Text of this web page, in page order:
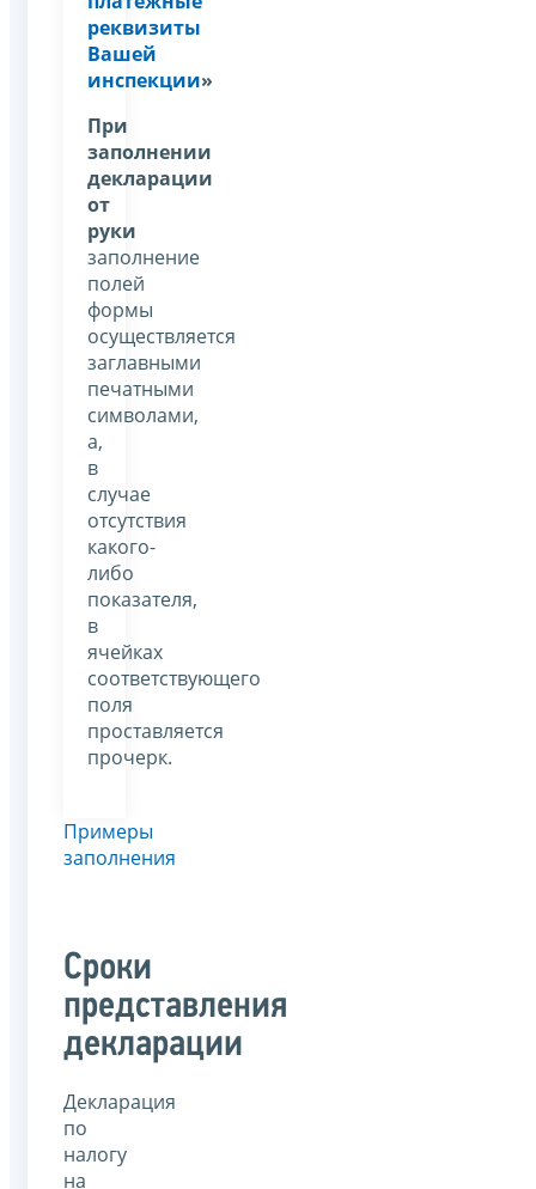
реквизиты
Вашей
инспекции»
При
заполнении
декларации
от
руки
заполнение
полей
формы
осуществляется
заглавными
печатными
символами,
а,
в
случае
отсутствия
какого-
либо
показателя,
в
ячейках
соответствующего
поля
проставляется
прочерк.
Примеры
заполнения
Сроки
представления
декларации
Декларация
по
налогу
на